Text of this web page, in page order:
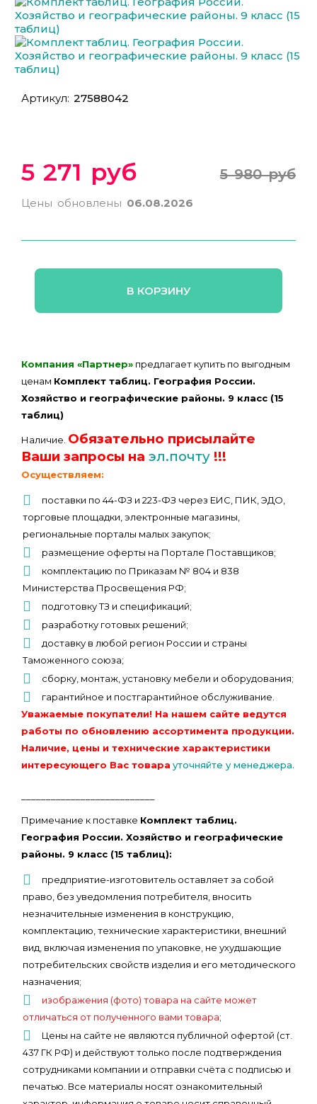
Артикул: 27588042
5 271 руб 5 980 руб
Цены обновлены 06.08.2026
В КОРЗИНУ
Компания «Партнер» предлагает купить по выгодным
ценам Комплект таблиц. География России.
Хозяйство и географические районы. 9 класс (15
таблиц)
Наличие. Обязательно присылайте
Ваши запросы на эл.почту !!!
Осуществляем:
поставки по 44-ФЗ и 223-ФЗ через ЕИС, ПИК, ЭДО,
торговые площадки, электронные магазины,
региональные порталы малых закупок;
размещение оферты на Портале Поставщиков;
комплектацию по Приказам № 804 и 838
Министерства Просвещения РФ;
подготовку ТЗ и спецификаций;
разработку готовых решений;
доставку в любой регион России и страны
Таможенного союза;
сборку, монтаж, установку мебели и оборудования;
гарантийное и постгарантийное обслуживание.
Уважаемые покупатели! На нашем сайте ведутся
работы по обновлению ассортимента продукции.
Наличие, цены и технические характеристики
интересующего Вас товара уточняйте у менеджера.
Примечание к поставке Комплект таблиц.
География России. Хозяйство и географические
районы. 9 класс (15 таблиц):
предприятие-изготовитель оставляет за собой
право, без уведомления потребителя, вносить
незначительные изменения в конструкцию,
комплектацию, технические характеристики, внешний
вид, включая изменения по упаковке, не ухудшающие
потребительских свойств изделия и его методического
назначения;
изображения (фото) товара на сайте может
отличаться от полученного вами товара;
Цены на сайте не являются публичной офертой (ст.
437 ГК РФ) и действуют только после подтверждения
сотрудниками компании и отправки счёта с подписью и
печатью. Все материалы носят ознакомительный